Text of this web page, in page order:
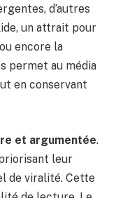
d’autres
un attrait pour
encore la
permet au média
en conservant
et argumentée.
leur
de viralité. Cette